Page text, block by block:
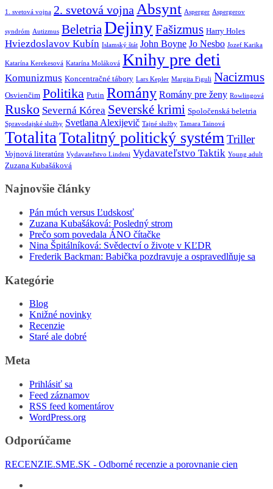
1. svetová vojna 2. svetová vojnaAbsynt Asperger Aspergerov
syndróm Autizmus BeletriaDejinyFašizmus Harry Holes
Hviezdoslavov Kubín Islamský štát John Boyne Jo Nesbo Jozef Karika
Katarína Kerekesová Katarína Moláková Knihy pre deti
Komunizmus Koncentračné tábory Lars Kepler Margita Figuli Nacizmus
Osvienčim Politika Putin Romány Romány pre ženy Rowlingová
Rusko Severná Kórea Severské krimi Spoločenská beletria
Spravodajské služby Svetlana Alexijevič Tajné služby Tamara Tainová
TotalitaTotalitný politický systémTriller
Vojnová literatúra Vydavateľstvo Lindeni Vydavateľstvo Taktik Young adult
Zuzana Kubašáková
Najnovšie články
Pán múch versus Ľudskosť
Zuzana Kubašáková: Posledný strom
Prečo som povedala ÁNO čítačke
Nina Špitálníková: Svědectví o živote v KĽDR
Frederik Backman: Babička pozdravuje a ospravedlňuje sa
Kategórie
Blog
Knižné novinky
Recenzie
Staré ale dobré
Meta
Prihlásiť sa
Feed záznamov
RSS feed komentárov
WordPress.org
Odporúčame
RECENZIE.SME.SK - Odborné recenzie a porovnanie cien